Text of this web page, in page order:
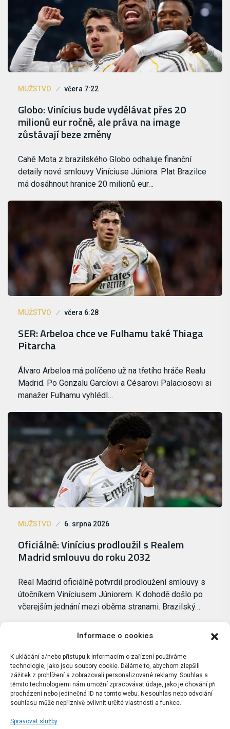
Informace o cookies
K ukládání a/nebo přístupu k informacím o zařízení používáme
technologie, jako jsou soubory cookie. Děláme to, abychom zlepšili
zážitek z prohlížení a zobrazovali personalizované reklamy. Souhlas s
těmito technologiemi nám umožní zpracovávat údaje, jako je chování při
procházení nebo jedinečná ID na tomto webu. Nesouhlas nebo odvolání
souhlasu může nepříznivě ovlivnit určité vlastnosti a funkce.
Spravovat služby
MUŽSTVO včera 7:22
Globo: Vinícius bude vydělávat přes 20
milionů eur ročně, ale práva na image
zůstávají beze změny
Cahê Mota z brazilského Globo odhaluje finanční
detaily nové smlouvy Viníciuse Júniora. Plat Brazilce
má dosáhnout hranice 20 milionů eur…
MUŽSTVO včera 6:28
SER: Arbeloa chce ve Fulhamu také Thiaga
Pitarcha
Álvaro Arbeloa má políčeno už na třetího hráče Realu
Madrid. Po Gonzalu Garcíovi a Césarovi Palaciosovi si
manažer Fulhamu vyhlédl…
MUŽSTVO 6. srpna 2026
Oficiálně: Vinícius prodloužil s Realem
Madrid smlouvu do roku 2032
Real Madrid oficiálně potvrdil prodloužení smlouvy s
útočníkem Viníciusem Júniorem. K dohodě došlo po
včerejším jednání mezi oběma stranami. Brazilský…